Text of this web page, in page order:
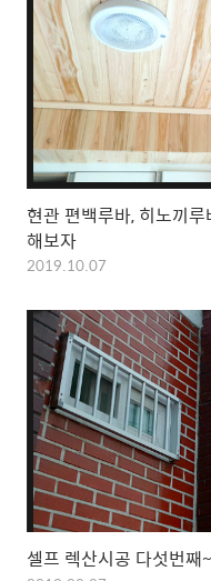
현관 편백루바, 히노끼
해보자
2019.10.07
셀프 렉산시공 다섯번째